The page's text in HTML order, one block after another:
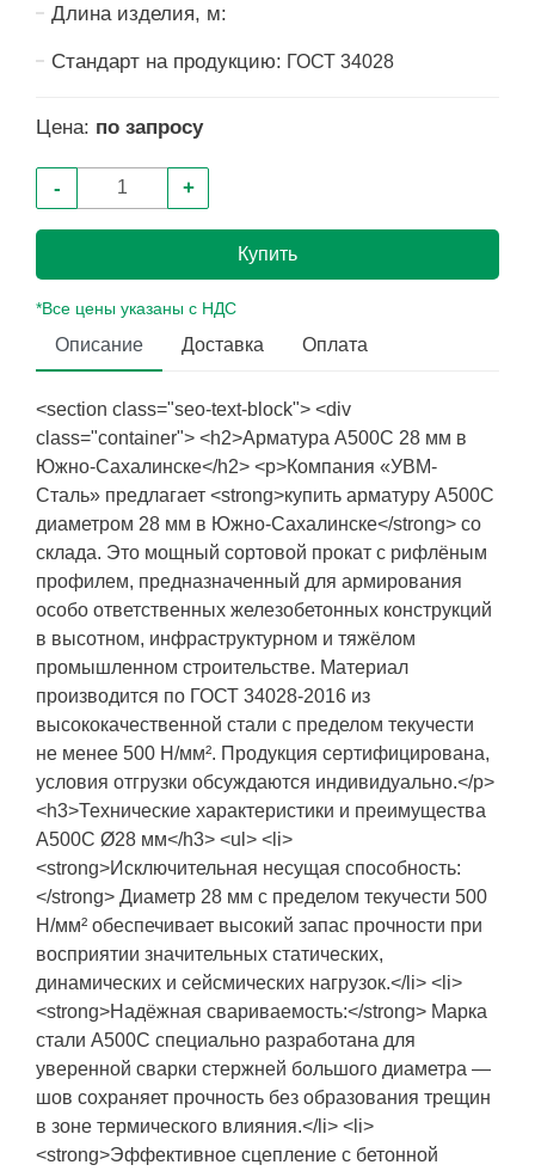
Длина изделия, м:
Стандарт на продукцию: ГОСТ 34028
Цена: по запросу
- +
Купить
*Все цены указаны с НДС
Описание Доставка Оплата
<section class="seo-text-block"> <div
class="container"> <h2>Арматура А500С 28 мм в
Южно-Сахалинске</h2> <p>Компания «УВМ-
Сталь» предлагает <strong>купить арматуру А500С
диаметром 28 мм в Южно-Сахалинске</strong> со
склада. Это мощный сортовой прокат с рифлёным
профилем, предназначенный для армирования
особо ответственных железобетонных конструкций
в высотном, инфраструктурном и тяжёлом
промышленном строительстве. Материал
производится по ГОСТ 34028-2016 из
высококачественной стали с пределом текучести
не менее 500 Н/мм². Продукция сертифицирована,
условия отгрузки обсуждаются индивидуально.</p>
<h3>Технические характеристики и преимущества
А500С Ø28 мм</h3> <ul> <li>
<strong>Исключительная несущая способность:
</strong> Диаметр 28 мм с пределом текучести 500
Н/мм² обеспечивает высокий запас прочности при
восприятии значительных статических,
динамических и сейсмических нагрузок.</li> <li>
<strong>Надёжная свариваемость:</strong> Марка
стали А500С специально разработана для
уверенной сварки стержней большого диаметра —
шов сохраняет прочность без образования трещин
в зоне термического влияния.</li> <li>
<strong>Эффективное сцепление с бетонной